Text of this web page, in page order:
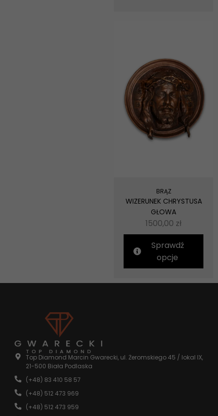
BRĄZ
WIZERUNEK CHRYSTUSA
GŁOWA
1500,00 zł
Sprawdź
opcje
Top Diamond Marcin Gwarecki, ul. Żeromskiego 45 / lokal IX,
21-500 Biała Podlaska
(+48) 83 410 58 57
(+48) 512 473 969
(+48) 512 473 959
strony, zwiększasz
szansę na
zobaczenie
spersonalizowanych
treści i ofert.